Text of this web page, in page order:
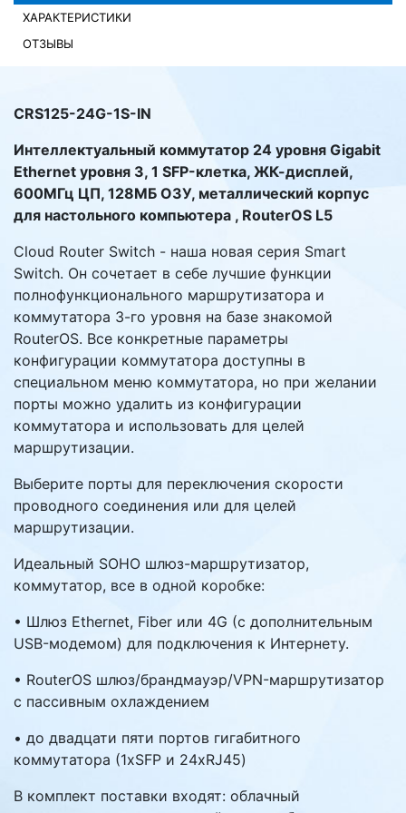
ХАРАКТЕРИСТИКИ
ОТЗЫВЫ
CRS125-24G-1S-IN
Интеллектуальный коммутатор 24 уровня Gigabit
Ethernet уровня 3, 1 SFP-клетка, ЖК-дисплей,
600МГц ЦП, 128МБ ОЗУ, металлический корпус
для настольного компьютера , RouterOS L5
Cloud Router Switch - наша новая серия Smart
Switch. Он сочетает в себе лучшие функции
полнофункционального маршрутизатора и
коммутатора 3-го уровня на базе знакомой
RouterOS. Все конкретные параметры
конфигурации коммутатора доступны в
специальном меню коммутатора, но при желании
порты можно удалить из конфигурации
коммутатора и использовать для целей
маршрутизации.
Выберите порты для переключения скорости
проводного соединения или для целей
маршрутизации.
Идеальный SOHO шлюз-маршрутизатор,
коммутатор, все в одной коробке:
• Шлюз Ethernet, Fiber или 4G (с дополнительным
USB-модемом) для подключения к Интернету.
• RouterOS шлюз/брандмауэр/VPN-маршрутизатор
с пассивным охлаждением
• до двадцати пяти портов гигабитного
коммутатора (1xSFP и 24xRJ45)
В комплект поставки входят: облачный